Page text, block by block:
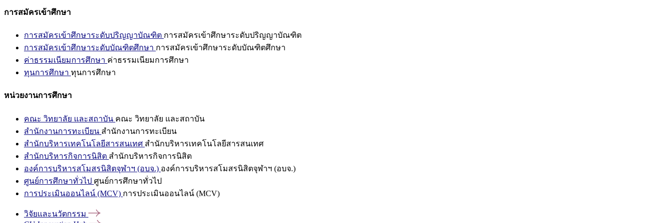
การสมัครเข้าศึกษา
การสมัครเข้าศึกษาระดับปริญญาบัณฑิต การสมัครเข้าศึกษาระดับปริญญาบัณฑิต
การสมัครเข้าศึกษาระดับบัณฑิตศึกษา การสมัครเข้าศึกษาระดับบัณฑิตศึกษา
ค่าธรรมเนียมการศึกษา ค่าธรรมเนียมการศึกษา
ทุนการศึกษา ทุนการศึกษา
หน่วยงานการศึกษา
คณะ วิทยาลัย และสถาบัน คณะ วิทยาลัย และสถาบัน
สำนักงานการทะเบียน สำนักงานการทะเบียน
สำนักบริหารเทคโนโลยีสารสนเทศ สำนักบริหารเทคโนโลยีสารสนเทศ
สำนักบริหารกิจการนิสิต สำนักบริหารกิจการนิสิต
องค์การบริหารสโมสรนิสิตจุฬาฯ (อบจ.) องค์การบริหารสโมสรนิสิตจุฬาฯ (อบจ.)
ศูนย์การศึกษาทั่วไป ศูนย์การศึกษาทั่วไป
การประเมินออนไลน์ (MCV) การประเมินออนไลน์ (MCV)
วิจัยและนวัตกรรม